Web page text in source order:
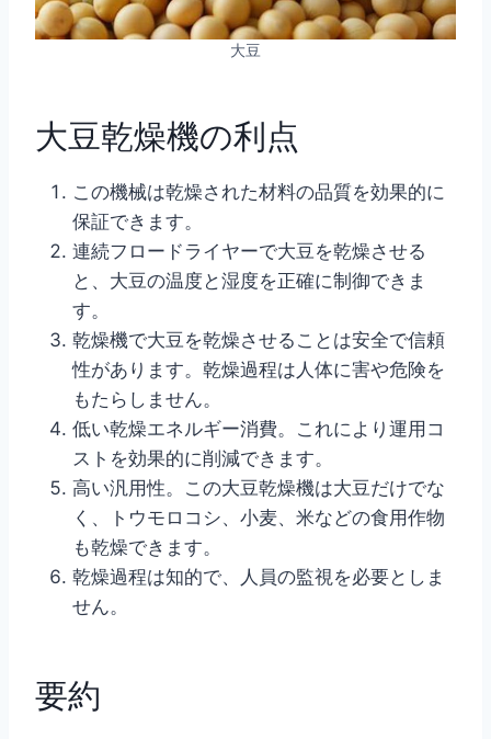
大豆
大豆乾燥機の利点
この機械は乾燥された材料の品質を効果的に
保証できます。
連続フロードライヤーで大豆を乾燥させる
と、大豆の温度と湿度を正確に制御できま
す。
乾燥機で大豆を乾燥させることは安全で信頼
性があります。乾燥過程は人体に害や危険を
もたらしません。
低い乾燥エネルギー消費。これにより運用コ
ストを効果的に削減できます。
高い汎用性。この大豆乾燥機は大豆だけでな
く、トウモロコシ、小麦、米などの食用作物
も乾燥できます。
乾燥過程は知的で、人員の監視を必要としま
せん。
要約